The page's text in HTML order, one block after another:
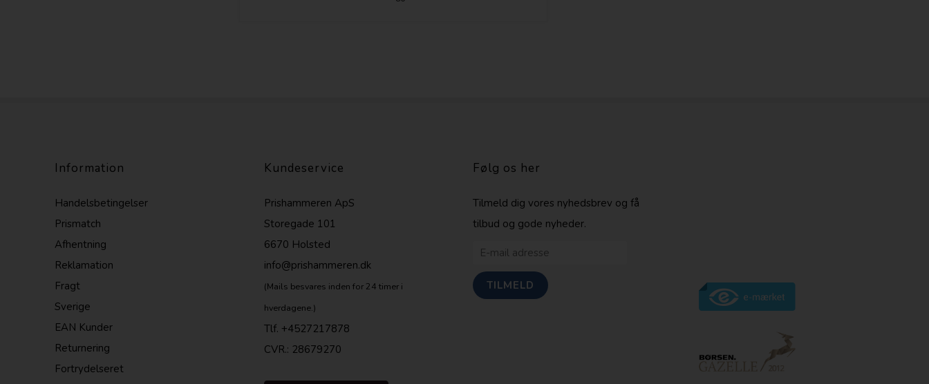
Information
Handelsbetingelser
Prismatch
Afhentning
Reklamation
Fragt
Sverige
EAN Kunder
Returnering
Fortrydelseret
Kundeservice
Prishammeren ApS
Storegade 101
6670 Holsted
info@prishammeren.dk
(Mails besvares inden for 24 timer i
hverdagene.)
Tlf. +4527217878
CVR.: 28679270
Følg os her
Tilmeld dig vores nyhedsbrev og få
tilbud og gode nyheder.